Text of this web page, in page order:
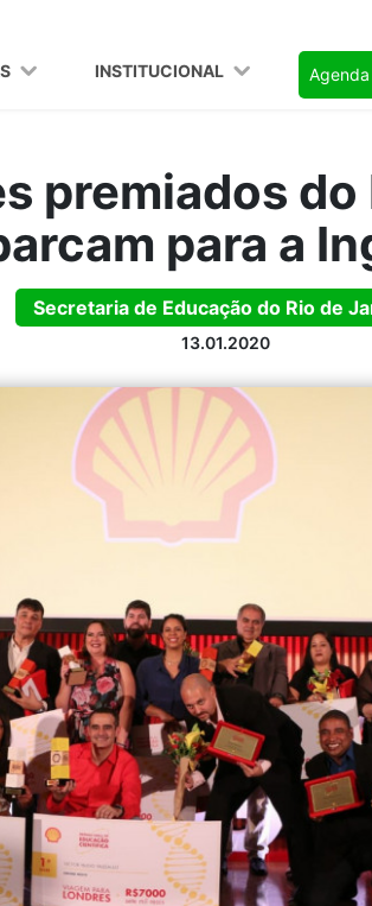
INSTITUCIONAL
premiados do
para a
Secretaria de Educação do Rio de
13.01.2020